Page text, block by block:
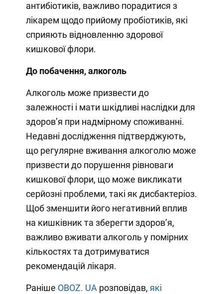
антибіотиків, важливо порадитися з
лікарем щодо прийому пробіотиків, які
сприяють відновленню здорової
кишкової флори.
До побачення, алкоголь
Алкоголь може призвести до
залежності і мати шкідливі наслідки для
здоров’я при надмірному споживанні.
Недавні дослідження підтверджують,
що регулярне вживання алкоголю може
призвести до порушення рівноваги
кишкової флори, що може викликати
серйозні проблеми, такі як дисбактеріоз.
Щоб зменшити його негативний вплив
на кишківник та зберегти здоров’я,
важливо вживати алкоголь у помірних
кількостях та дотримуватися
рекомендацій лікаря.
Раніше OBOZ. UAрозповідав, які